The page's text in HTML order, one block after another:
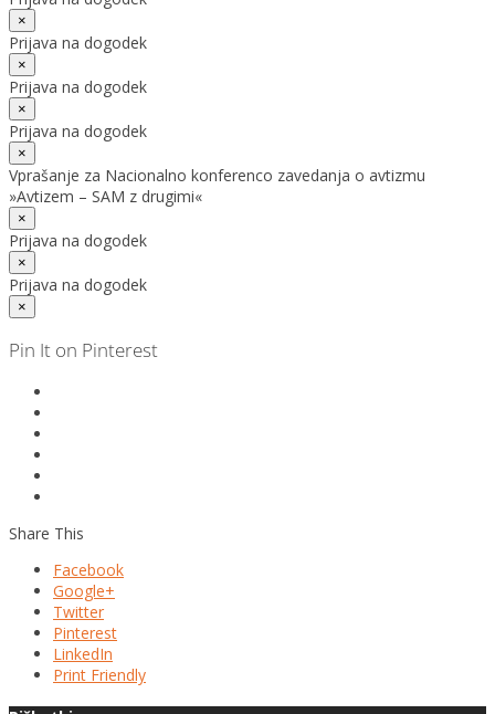
×
Prijava na dogodek
×
Prijava na dogodek
×
Prijava na dogodek
×
Vprašanje za Nacionalno konferenco zavedanja o avtizmu
»Avtizem – SAM z drugimi«
×
Prijava na dogodek
×
Prijava na dogodek
×
Pin It on Pinterest
Share This
Facebook
Google+
Twitter
Pinterest
LinkedIn
Print Friendly